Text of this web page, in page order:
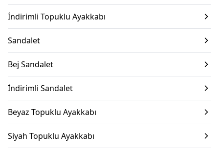
İndirimli Topuklu Ayakkabı
Sandalet
Bej Sandalet
İndirimli Sandalet
Beyaz Topuklu Ayakkabı
Siyah Topuklu Ayakkabı